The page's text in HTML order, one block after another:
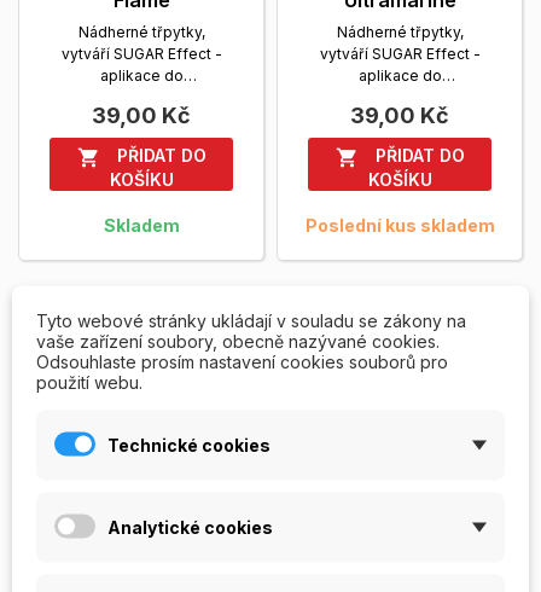
Nádherné třpytky,
vytváří SUGAR Effect -
aplikace do
Quick Finish nebo UV3...
Zobrazit více
39,00 Kč

PŘIDAT DO
KOŠÍKU
Skladem
Nádherné třpytky,
vytváří SUGAR Effect -
aplikace do
Quick Finish nebo UV3...
Zobrazit více
39,00 Kč

PŘIDAT DO
KOŠÍKU
Poslední kus skladem
Tyto webové stránky ukládají v souladu se zákony na
vaše zařízení soubory, obecně nazývané cookies.
Odsouhlaste prosím nastavení cookies souborů pro
použití webu.
Technické cookies
Analytické cookies